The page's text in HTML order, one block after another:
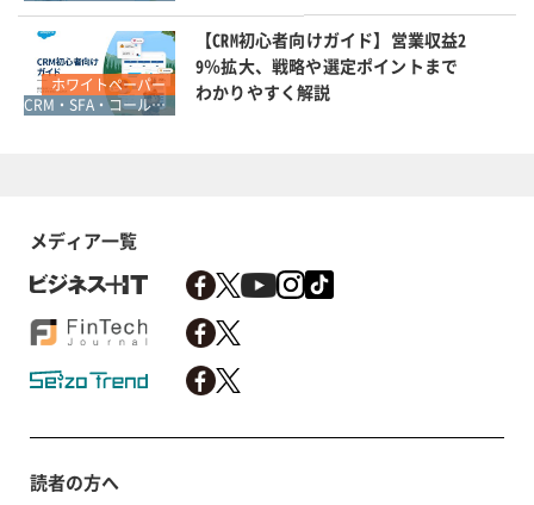
ホワイトペーパー
CRM・SFA・コールセンター
【CRM初心者向けガイド】営業収益2
9％拡大、戦略や選定ポイントまで
わかりやすく解説
メディア一覧
読者の方へ